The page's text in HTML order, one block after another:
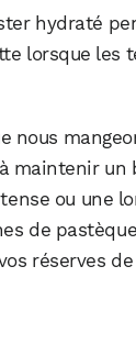
hydraté
lorsque les
nous
maintenir un
ou une
de
réserves